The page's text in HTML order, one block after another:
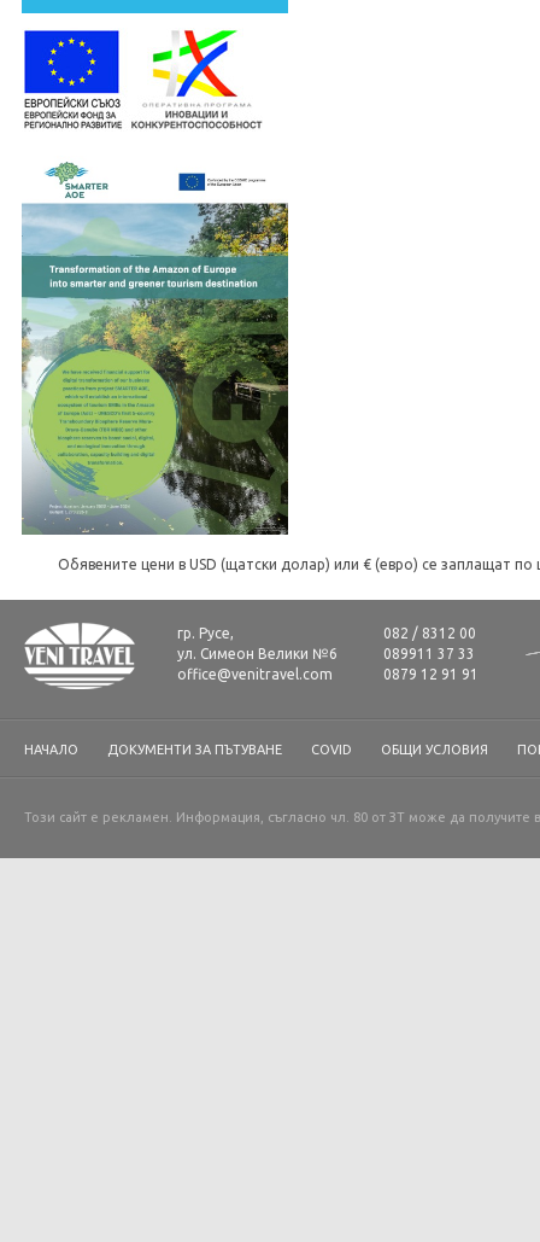
Обявените цени в USD (щатски долар) или € (евро) се заплащат
гр. Русе,
ул. Симеон Велики №6
office@venitravel.com
082 / 8312 00
089911 37 33
0879 12 91 91
НАЧАЛО ДОКУМЕНТИ ЗА ПЪТУВАНЕ COVID ОБЩИ УСЛОВИЯ
Този сайт е рекламен. Информация, съгласно чл. 80 от ЗТ може да получите